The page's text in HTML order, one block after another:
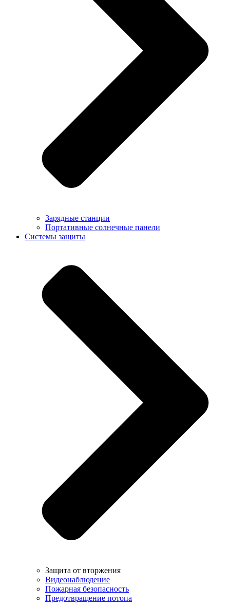
Зарядные станции
Портативные солнечные панели
Системы защиты
Защита от вторжения
Видеонаблюдение
Пожарная безопасность
Предотвращение потопа